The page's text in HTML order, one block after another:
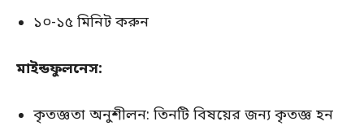
১০-১৫ মিনিট করুন
মাইন্ডফুলনেস:
কৃতজ্ঞতা অনুশীলন: তিনটি বিষয়ের জন্য কৃতজ্ঞ হন